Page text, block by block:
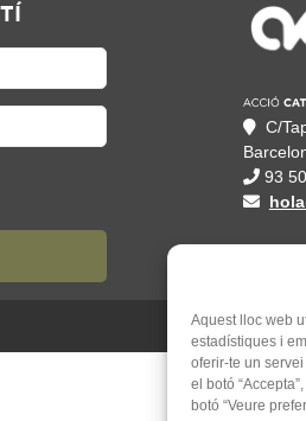
Aquest lloc web
estadístiques i
oferir-te un
el botó
botó “Veure
C/
93
Un